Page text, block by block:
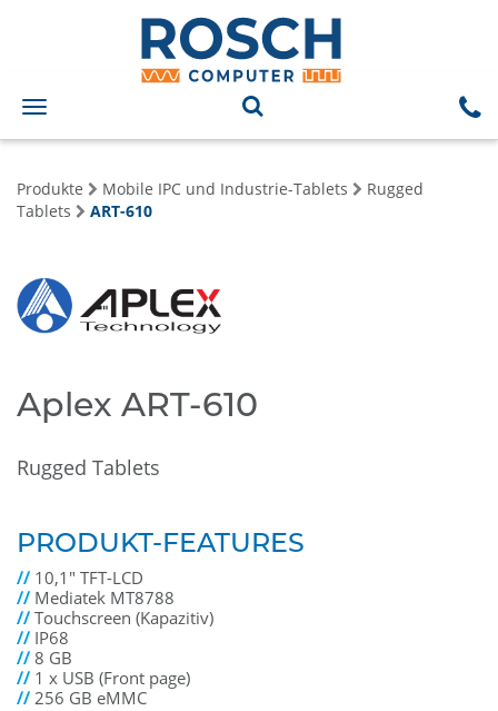
Toggle
navigation
Produkte Mobile IPC und Industrie-Tablets
Rugged
Tablets
ART-610
Aplex ART-610
Rugged Tablets
PRODUKT-FEATURES
// 10,1" TFT-LCD
// Mediatek MT8788
//Touchscreen (Kapazitiv)
// IP68
//8 GB
// 1 x USB (Front page)
//256 GB eMMC